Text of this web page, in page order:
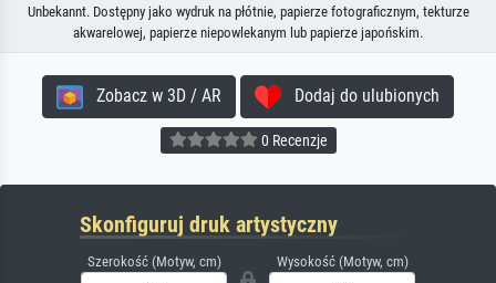
Unbekannt. Dostępny jako wydruk na płótnie, papierze fotograficznym, tekturze
akwarelowej, papierze niepowlekanym lub papierze japońskim.
Zobacz w 3D / AR Dodaj do ulubionych
0 Recenzje
Skonfiguruj druk artystyczny
Szerokość (Motyw, cm) Wysokość (Motyw, cm)